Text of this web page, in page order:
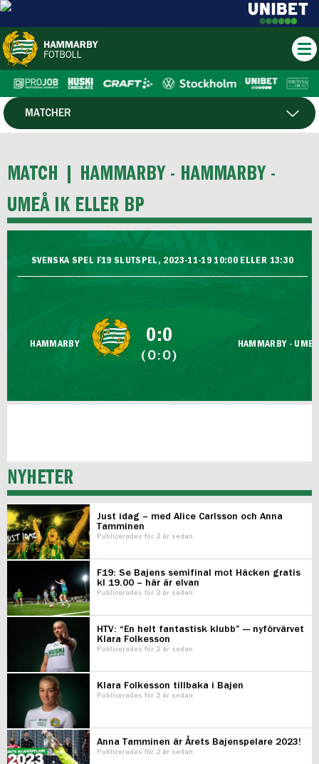
MATCHER
MATCH |
HAMMARBY - HAMMARBY -
UMEÅ IK ELLER BP
SVENSKA SPEL F19 SLUTSPEL, 2023-11-19 10:00 ELLER 13:30
HAMMARBY 0:0
(0:0)
HAMMARBY -
NYHETER
Just idag – med Alice Carlsson och Anna
Tamminen
Publicerades för 2 år sedan
F19: Se Bajens semifinal mot Häcken gratis
kl 19.00 – här är elvan
Publicerades för 2 år sedan
HTV: “En helt fantastisk klubb” — nyförvärvet
Klara Folkesson
Publicerades för 2 år sedan
Klara Folkesson tillbaka i Bajen
Publicerades för 2 år sedan
Anna Tamminen är Årets Bajenspelare 2023!
Publicerades för 2 år sedan